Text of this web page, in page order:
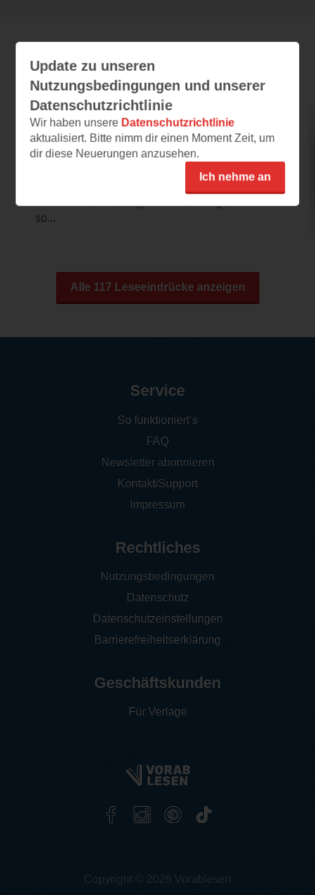
Leseeindrücke
Die Sprache der Drachen
26.05.2025 – 20:35
so...
Alle 117 Leseeindrücke anzeigen
Update zu unseren
Nutzungsbedingungen und unserer
Datenschutzrichtlinie
Wir haben unsere Datenschutzrichtlinie
aktualisiert. Bitte nimm dir einen Moment Zeit, um
dir diese Neuerungen anzusehen.
Ich nehme an
Service
So funktioniert‘s
FAQ
Newsletter abonnieren
Kontakt/Support
Impressum
Rechtliches
Nutzungsbedingungen
Datenschutz
Datenschutzeinstellungen
Barrierefreiheitserklärung
Geschäftskunden
Für Verlage
Copyright © 2026 Vorablesen